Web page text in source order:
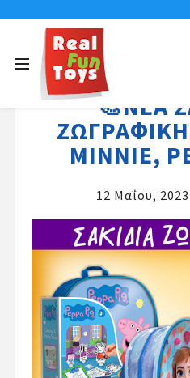
🎨ΝΕΑ
MINNIE,
12 Μαΐου, 2023